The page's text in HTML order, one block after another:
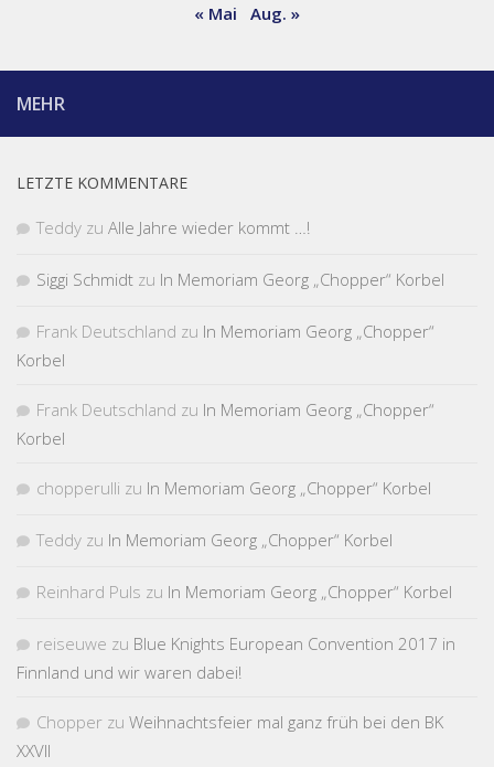
« Mai
Aug. »
MEHR
LETZTE KOMMENTARE
Teddy zu Alle Jahre wieder kommt …!
Siggi Schmidt zu In Memoriam Georg „Chopper“ Korbel
Frank Deutschland zu In Memoriam Georg „Chopper“
Korbel
Frank Deutschland zu In Memoriam Georg „Chopper“
Korbel
chopperulli zu In Memoriam Georg „Chopper“ Korbel
Teddy zu In Memoriam Georg „Chopper“ Korbel
Reinhard Puls zu In Memoriam Georg „Chopper“ Korbel
reiseuwe zu Blue Knights European Convention 2017 in
Finnland und wir waren dabei!
Chopper zu Weihnachtsfeier mal ganz früh bei den BK
XXVII